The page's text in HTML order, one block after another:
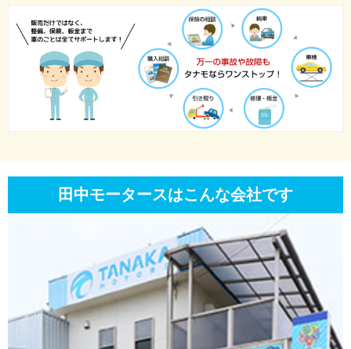
田中モータースはこんな会社です